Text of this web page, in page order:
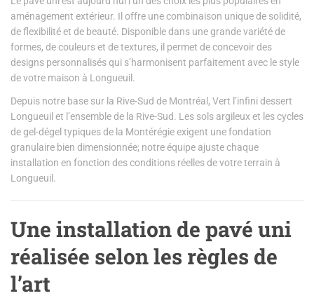
aménagement extérieur. Il offre une combinaison unique de solidité,
de flexibilité et de beauté. Disponible dans une grande variété de
formes, de couleurs et de textures, il permet de concevoir des
designs personnalisés qui s’harmonisent parfaitement avec le style
de votre maison à Longueuil.
Depuis notre base sur la Rive-Sud de Montréal, Vert l’infini dessert
Longueuil et l’ensemble de la Rive-Sud. Les sols argileux et les cycles
de gel-dégel typiques de la Montérégie exigent une fondation
granulaire bien dimensionnée; notre équipe ajuste chaque
installation en fonction des conditions réelles de votre terrain à
Longueuil.
Une installation de pavé uni
réalisée selon les règles de
l’art